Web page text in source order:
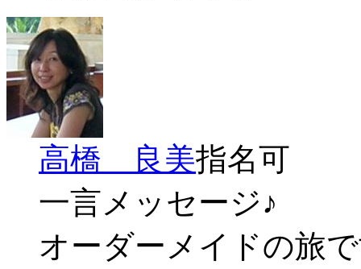
高橋 良美指名可
一言メッセージ♪
オーダーメイドの旅